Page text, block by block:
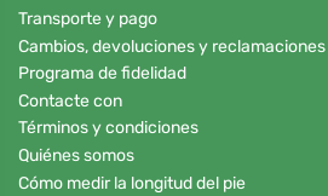
Transporte y pago
Cambios, devoluciones y reclamaciones
Programa de fidelidad
Contacte con
Términos y condiciones
Quiénes somos
Cómo medir la longitud del pie